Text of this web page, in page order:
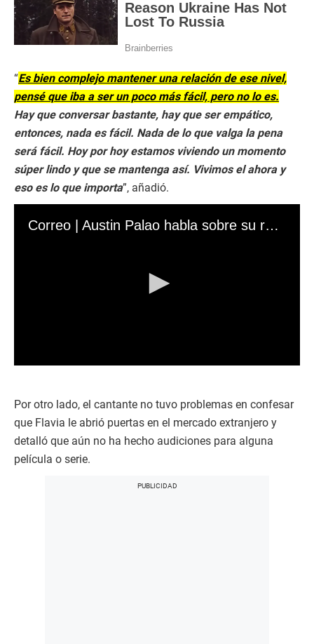
“Es bien complejo mantener una relación de ese nivel,
pensé que iba a ser un poco más fácil, pero no lo es.
Hay que conversar bastante, hay que ser empático,
entonces, nada es fácil. Nada de lo que valga la pena
será fácil. Hoy por hoy estamos viviendo un momento
súper lindo y que se mantenga así. Vivimos el ahora y
eso es lo que importa”, añadió.
Correo | Austin Palao habla sobre su relación con Flavia Laos
c
n
d
s
o
Por otro lado, el cantante no tuvo problemas en confesar
que Flavia le abrió puertas en el mercado extranjero y
detalló que aún no ha hecho audiciones para alguna
película o serie.